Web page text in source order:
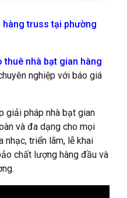
hàng truss tại phường
thuê nhà bạt gian hàng
nghiệp với báo giá
giải pháp nhà bạt gian
và đa dạng cho mọi
nhạc, triển lãm, lễ khai
chất lượng hàng đầu và